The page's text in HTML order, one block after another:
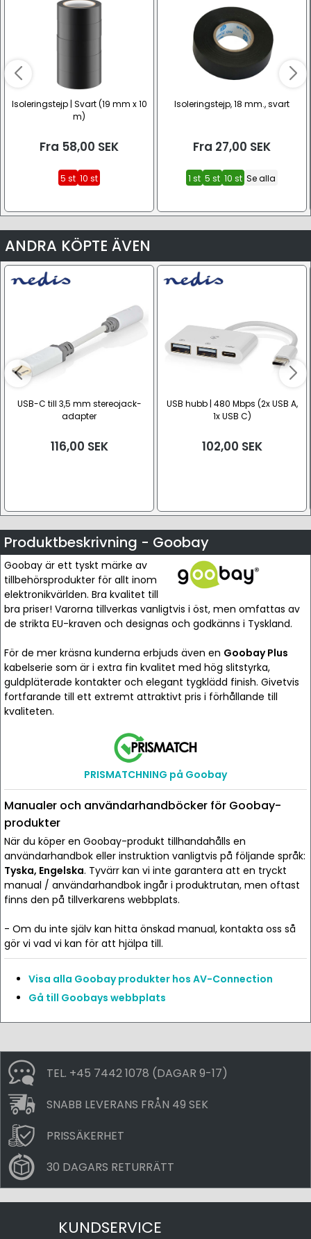
Isoleringstejp | Svart (19 mm x 10
m)
Fra 58,00 SEK
5 st 10 st
Isoleringstejp, 18 mm., svart
Fra 27,00 SEK
1 st 5 st 10 st Se alla
ANDRA KÖPTE ÄVEN
USB-C till 3,5 mm stereojack-
adapter
116,00 SEK
USB hubb | 480 Mbps (2x USB A,
1x USB C)
102,00 SEK
Produktbeskrivning - Goobay
Goobay är ett tyskt märke av
tillbehörsprodukter för allt inom
elektronikvärlden. Bra kvalitet till
bra priser! Varorna tillverkas vanligtvis i öst, men omfattas av
de strikta EU-kraven och designas och godkänns i Tyskland.
För de mer kräsna kunderna erbjuds även en Goobay Plus
kabelserie som är i extra fin kvalitet med hög slitstyrka,
guldpläterade kontakter och elegant tygklädd finish. Givetvis
fortfarande till ett extremt attraktivt pris i förhållande till
kvaliteten.
PRISMATCHNING på Goobay
Manualer och användarhandböcker för Goobay-
produkter
När du köper en Goobay-produkt tillhandahålls en
användarhandbok eller instruktion vanligtvis på följande språk:
Tyska, Engelska. Tyvärr kan vi inte garantera att en tryckt
manual / användarhandbok ingår i produktrutan, men oftast
finns den på tillverkarens webbplats.
- Om du inte själv kan hitta önskad manual, kontakta oss så
gör vi vad vi kan för att hjälpa till.
Visa alla Goobay produkter hos AV-Connection
Gå till Goobays webbplats
TEL. +45 7442 1078 (DAGAR 9-17)
SNABB LEVERANS FRÅN 49 SEK
PRISSÄKERHET
30 DAGARS RETURRÄTT
KUNDSERVICE